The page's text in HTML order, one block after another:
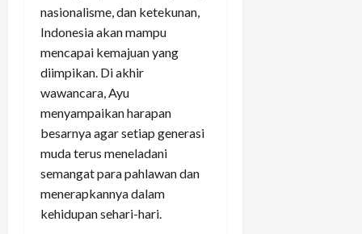
nasionalisme, dan ketekunan,
Indonesia akan mampu
mencapai kemajuan yang
diimpikan. Di akhir
wawancara, Ayu
menyampaikan harapan
besarnya agar setiap generasi
muda terus meneladani
semangat para pahlawan dan
menerapkannya dalam
kehidupan sehari-hari.